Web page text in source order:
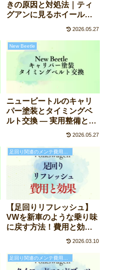
きの原因と対処法｜ティ
グアンに見るホイールス
2026.05.27
New Beetle
ニュービートルのキャリ
パー塗装とタイミングベ
ルト交換 ― 実用整備と美
2026.05.27
足回り関連のメンテ費用と効果
【足回りリフレッシュ】
VWを新車のような乗り味
に戻す方法！費用と効果
2026.03.10